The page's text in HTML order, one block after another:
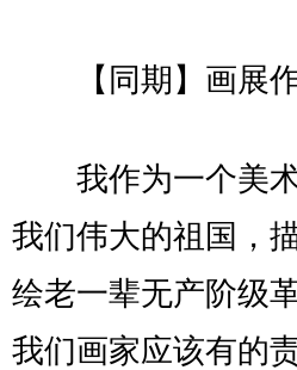
【同期】画展作
我作为一个美术
我们伟大的祖国，
绘老一辈无产阶级
我们画家应该有的